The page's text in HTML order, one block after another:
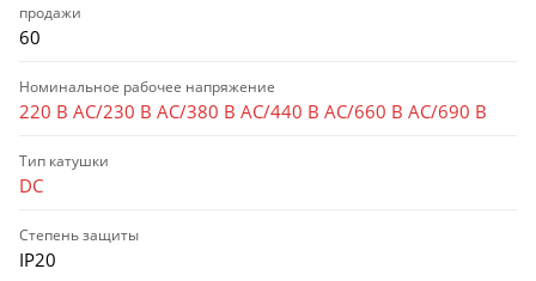
продажи
60
Номинальное рабочее напряжение
220 В AC/230 В AC/380 В AC/440 В AC/660 В AC/690 В
Тип катушки
DC
Степень защиты
IP20